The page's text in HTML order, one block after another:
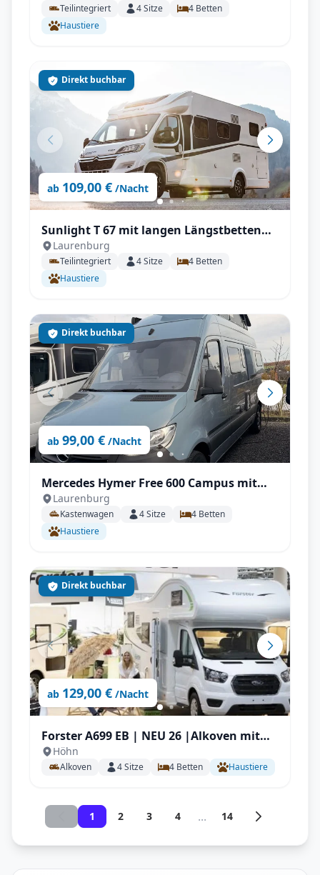
Teilintegriert 4Sitze 4 Betten
Haustiere
ab 109,00 € /Nacht
Direkt buchbar
Sunlight T 67 mit langen Längstbetten
und voll Autrak
Laurenburg
Teilintegriert 4Sitze 4 Betten
Haustiere
ab 99,00 € /Nacht
Direkt buchbar
Mercedes Hymer Free 600 Campus mit
Automatik, Aufstelldach, AHK uvm.
Laurenburg
Kastenwagen 4Sitze 4 Betten
Haustiere
ab 129,00 € /Nacht
Direkt buchbar
Forster A699 EB | NEU 26 |Alkoven mit
Längstbetten für Familien
Höhn
Alkoven 4Sitze 4 Betten Haustiere
1 2 3 4 ... 14